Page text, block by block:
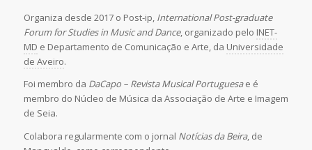
Organiza desde 2017 o Post-ip, International Post-graduate
Forum for Studies in Music and Dance, organizado pelo INET-
MD e Departamento de Comunicação e Arte, da Universidade
de Aveiro.
Foi membro da DaCapo – Revista Musical Portuguesae é
membro do Núcleo de Música da Associação de Arte e Imagem
de Seia.
Colabora regularmente com o jornal Notícias da Beira, de